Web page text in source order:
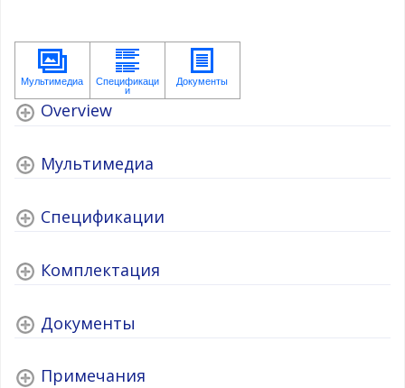
Overview
Мультимедиа
Спецификации
Комплектация
Документы
Примечания